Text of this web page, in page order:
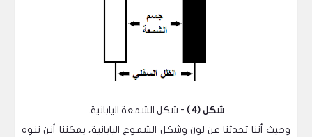
شكل (4)
- شكل الشمعة اليابانية.
وحيث أننا تحدثنا عن لون وشكل الشموع اليابانية، يمكننا أنن ننوه